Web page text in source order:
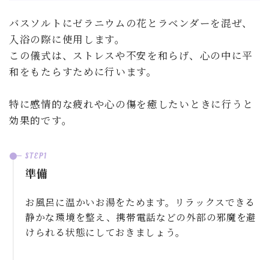
バスソルトにゼラニウムの花とラベンダーを混ぜ、
入浴の際に使用します。
この儀式は、ストレスや不安を和らげ、心の中に平
和をもたらすために行います。
特に感情的な疲れや心の傷を癒したいときに行うと
効果的です。
準備
お風呂に温かいお湯をためます。リラックスできる
静かな環境を整え、携帯電話などの外部の邪魔を避
けられる状態にしておきましょう。